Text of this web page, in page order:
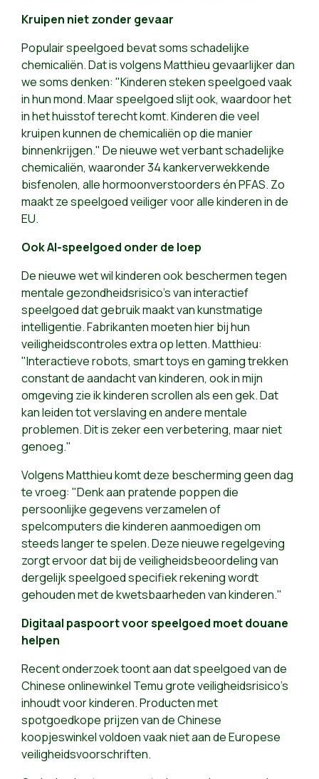
Kruipen niet zonder gevaar
Populair speelgoed bevat soms schadelijke
chemicaliën. Dat is volgens Matthieu gevaarlijker dan
we soms denken: "Kinderen steken speelgoed vaak
in hun mond. Maar speelgoed slijt ook, waardoor het
in het huisstof terecht komt. Kinderen die veel
kruipen kunnen de chemicaliën op die manier
binnenkrijgen." De nieuwe wet verbant schadelijke
chemicaliën, waaronder 34 kankerverwekkende
bisfenolen, alle hormoonverstoorders én PFAS. Zo
maakt ze speelgoed veiliger voor alle kinderen in de
EU.
Ook AI-speelgoed onder de loep
De nieuwe wet wil kinderen ook beschermen tegen
mentale gezondheidsrisico's van interactief
speelgoed dat gebruik maakt van kunstmatige
intelligentie. Fabrikanten moeten hier bij hun
veiligheidscontroles extra op letten. Matthieu:
"Interactieve robots, smart toys en gaming trekken
constant de aandacht van kinderen, ook in mijn
omgeving zie ik kinderen scrollen als een gek. Dat
kan leiden tot verslaving en andere mentale
problemen. Dit is zeker een verbetering, maar niet
genoeg."
Volgens Matthieu komt deze bescherming geen dag
te vroeg: "Denk aan pratende poppen die
persoonlijke gegevens verzamelen of
spelcomputers die kinderen aanmoedigen om
steeds langer te spelen. Deze nieuwe regelgeving
zorgt ervoor dat bij de veiligheidsbeoordeling van
dergelijk speelgoed specifiek rekening wordt
gehouden met de kwetsbaarheden van kinderen."
Digitaal paspoort voor speelgoed moet douane
helpen
Recent onderzoek toont aan dat speelgoed van de
Chinese onlinewinkel Temu grote veiligheidsrisico's
inhoudt voor kinderen. Producten met
spotgoedkope prijzen van de Chinese
koopjeswinkel voldoen vaak niet aan de Europese
veiligheidsvoorschriften.